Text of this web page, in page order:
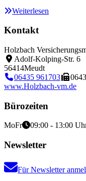
Weiterlesen
Kontakt
Holzbach
Adolf-Kolping-Str. 6
56414Meudt
06435 961703
www.Holzbach-vm.de
Bürozeiten
MoFr 09:00 - 13:00
Newsletter
Für Newsletter